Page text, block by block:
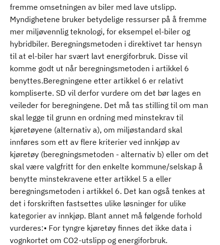
fremme omsetningen av biler med lave utslipp.
Myndighetene bruker betydelige ressurser på å fremme
mer miljøvennlig teknologi, for eksempel el-biler og
hybridbiler. Beregningsmetoden i direktivet tar hensyn
til at el-biler har svært lavt energiforbruk. Disse vil
komme godt ut når beregningsmetoden i artikkel 6
benyttes.Beregningene etter artikkel 6 er relativt
kompliserte. SD vil derfor vurdere om det bør lages en
veileder for beregningene. Det må tas stilling til om man
skal legge til grunn en ordning med minstekrav til
kjøretøyene (alternativ a), om miljøstandard skal
innføres som ett av flere kriterier ved innkjøp av
kjøretøy (beregningsmetoden - alternativ b) eller om det
skal være valgfritt for den enkelte kommune/selskap å
benytte minstekravene etter artikkel 5 a eller
beregningsmetoden i artikkel 6. Det kan også tenkes at
det i forskriften fastsettes ulike løsninger for ulike
kategorier av innkjøp. Blant annet må følgende forhold
vurderes:• For tyngre kjøretøy finnes det ikke data i
vognkortet om CO2-utslipp og energiforbruk.